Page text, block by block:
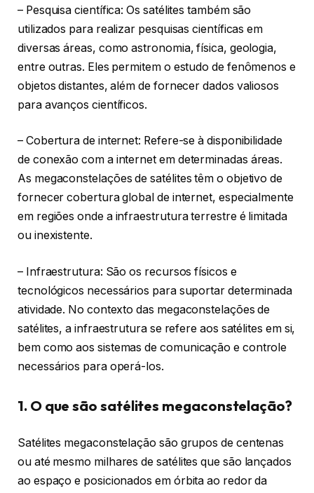
– Pesquisa científica: Os satélites também são
utilizados para realizar pesquisas científicas em
diversas áreas, como astronomia, física, geologia,
entre outras. Eles permitem o estudo de fenômenos e
objetos distantes, além de fornecer dados valiosos
para avanços científicos.
– Cobertura de internet: Refere-se à disponibilidade
de conexão com a internet em determinadas áreas.
As megaconstelações de satélites têm o objetivo de
fornecer cobertura global de internet, especialmente
em regiões onde a infraestrutura terrestre é limitada
ou inexistente.
– Infraestrutura: São os recursos físicos e
tecnológicos necessários para suportar determinada
atividade. No contexto das megaconstelações de
satélites, a infraestrutura se refere aos satélites em si,
bem como aos sistemas de comunicação e controle
necessários para operá-los.
1. O que são satélites megaconstelação?
Satélites megaconstelação são grupos de centenas
ou até mesmo milhares de satélites que são lançados
ao espaço e posicionados em órbita ao redor da